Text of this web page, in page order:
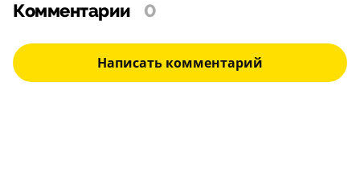
Комментарии 0
Написать комментарий